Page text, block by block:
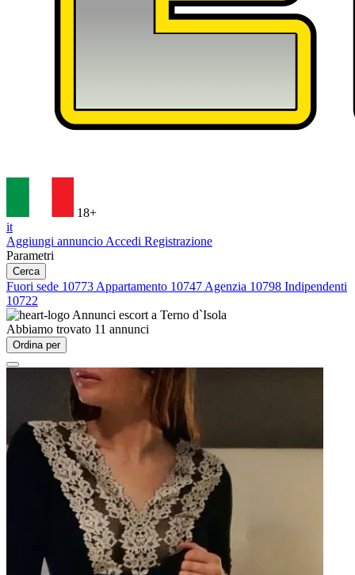
18+
it
Aggiungi annuncio Accedi Registrazione
Parametri
Cerca
Fuori sede 10773 Appartamento 10747 Agenzia 10798 Indipendenti
10722
Annunci escort a Terno d`Isola
Abbiamo trovato 11 annunci
Ordina per